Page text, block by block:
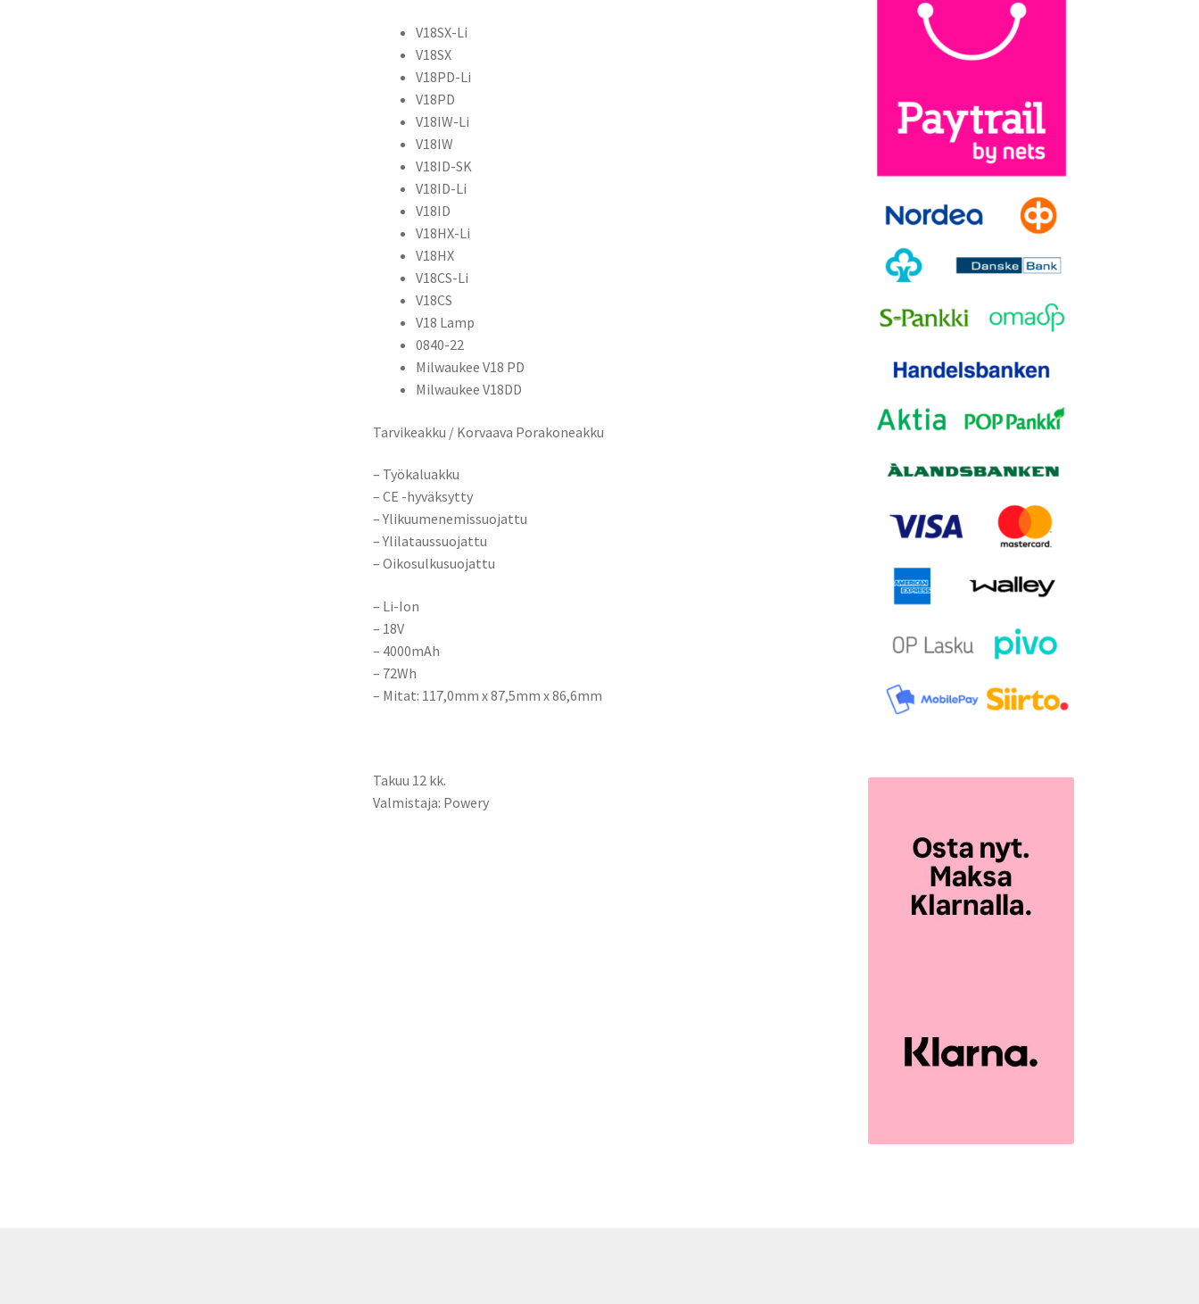
V18SX-Li
V18SX
V18PD-Li
V18PD
V18IW-Li
V18IW
V18ID-SK
V18ID-Li
V18ID
V18HX-Li
V18HX
V18CS-Li
V18CS
V18 Lamp
0840-22
Milwaukee V18 PD
Milwaukee V18DD
Tarvikeakku / Korvaava Porakoneakku
– Työkaluakku
– CE -hyväksytty
– Ylikuumenemissuojattu
– Ylilataussuojattu
– Oikosulkusuojattu
– Li-Ion
– 18V
– 4000mAh
– 72Wh
– Mitat: 117,0mm x 87,5mm x 86,6mm
Takuu 12 kk.
Valmistaja: Powery